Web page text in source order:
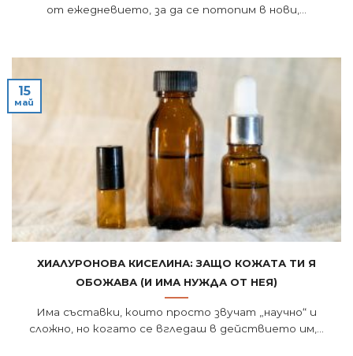
от ежедневието, за да се потопим в нови,...
Хиалуронова киселина: Защо кожата ти я
обожава (и има нужда от нея)
Има съставки, които просто звучат „научно“ и
сложно, но когато се вгледаш в действието им,...
15
май